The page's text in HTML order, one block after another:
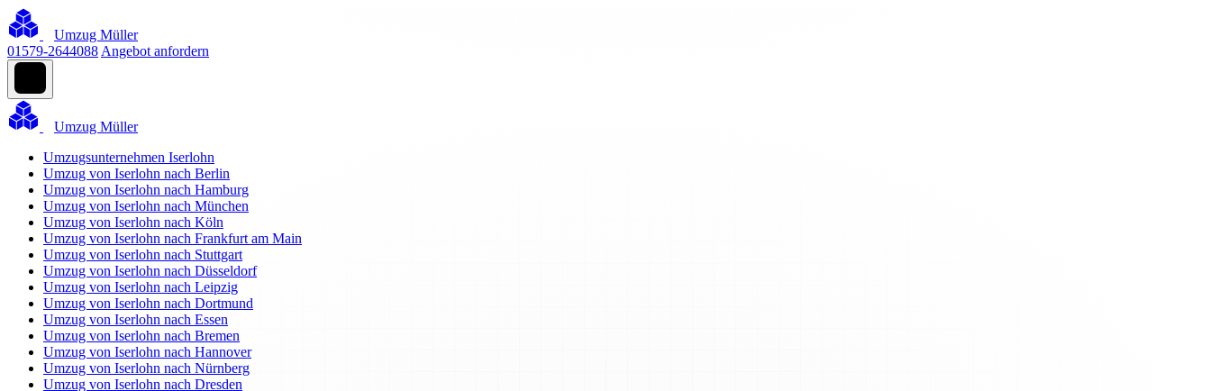
Umzug Müller
01579-2644088 Angebot anfordern
Umzug Müller
Umzugsunternehmen Iserlohn
Umzug von Iserlohn nach Berlin
Umzug von Iserlohn nach Hamburg
Umzug von Iserlohn nach München
Umzug von Iserlohn nach Köln
Umzug von Iserlohn nach Frankfurt am Main
Umzug von Iserlohn nach Stuttgart
Umzug von Iserlohn nach Düsseldorf
Umzug von Iserlohn nach Leipzig
Umzug von Iserlohn nach Dortmund
Umzug von Iserlohn nach Essen
Umzug von Iserlohn nach Bremen
Umzug von Iserlohn nach Hannover
Umzug von Iserlohn nach Nürnberg
Umzug von Iserlohn nach Dresden